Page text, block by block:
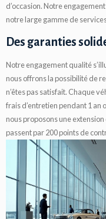
d’occasion. Notre
notre large gamme de
Des garanties
Notre engagement qualité
nous offrons la possibilité de
n’êtes pas satisfait. Chaque
frais d’entretien pendant 1 an
nous proposons une
passent par 200 points de